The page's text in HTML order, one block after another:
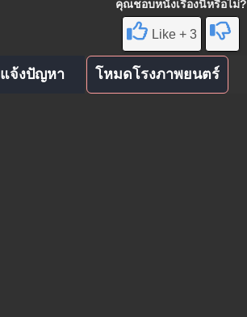
คุณชอบหนังเรื่องนี้หรือไม่?
Like + 3
แจ้งปัญหา โหมดโรงภาพยนตร์